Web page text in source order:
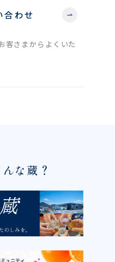
合わせ
客さまからよくいた
な蔵？